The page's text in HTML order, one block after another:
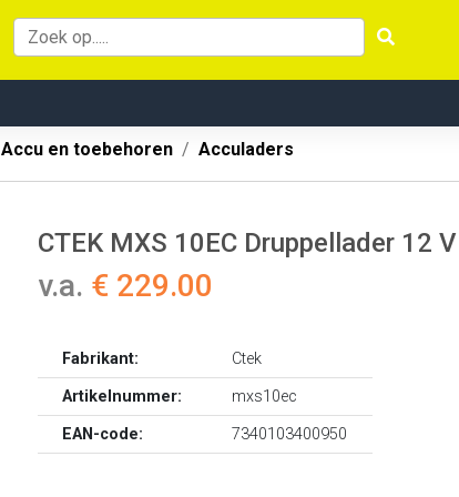
Accu en toebehoren Acculaders
CTEK MXS 10EC Druppellader 12
v.a. € 229.00
Fabrikant:
Ctek
Artikelnummer:
mxs10ec
EAN-code:
7340103400950